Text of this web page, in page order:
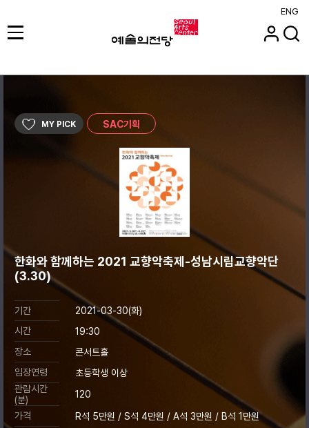
ENG
MY PICK SAC기획
한화와 함께하는 2021 교향악축제-성남시립교향악단
(3.30)
기간
2021-03-30(화)
시간
19:30
장소
콘서트홀
입장연령
초등학생 이상
관람시간
(분)
120
가격
R석 5만원 / S석 4만원 / A석 3만원 / B석 1만원